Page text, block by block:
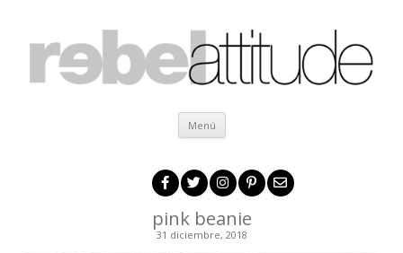
Menú Ir al contenido
pink beanie
31 diciembre, 2018